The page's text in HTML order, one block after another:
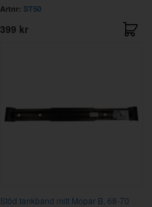
Artnr: ST50
399 kr
Stöd tankband mitt Mopar B, 68-70